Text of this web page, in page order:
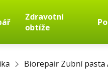
Zdravotní
obtíže
Biorepair Zubní pasta